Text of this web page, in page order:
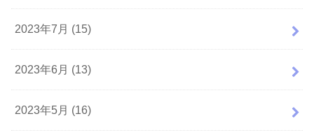
2023年7月 (15)
2023年6月 (13)
2023年5月 (16)